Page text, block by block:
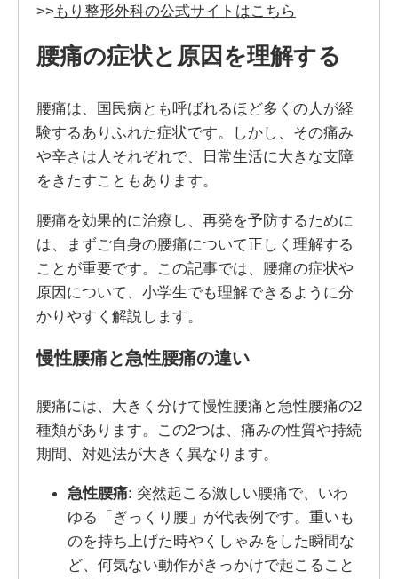
>> もり整形外科の公式サイトはこちら
腰痛の症状と原因を理解する
腰痛は、国民病とも呼ばれるほど多くの人が経
験するありふれた症状です。しかし、その痛み
や辛さは人それぞれで、日常生活に大きな支障
をきたすこともあります。
腰痛を効果的に治療し、再発を予防するために
は、まずご自身の腰痛について正しく理解する
ことが重要です。この記事では、腰痛の症状や
原因について、小学生でも理解できるように分
かりやすく解説します。
慢性腰痛と急性腰痛の違い
腰痛には、大きく分けて慢性腰痛と急性腰痛の2
種類があります。この2つは、痛みの性質や持続
期間、対処法が大きく異なります。
急性腰痛: 突然起こる激しい腰痛で、いわ
ゆる「ぎっくり腰」が代表例です。重いも
のを持ち上げた時やくしゃみをした瞬間な
ど、何気ない動作がきっかけで起こること